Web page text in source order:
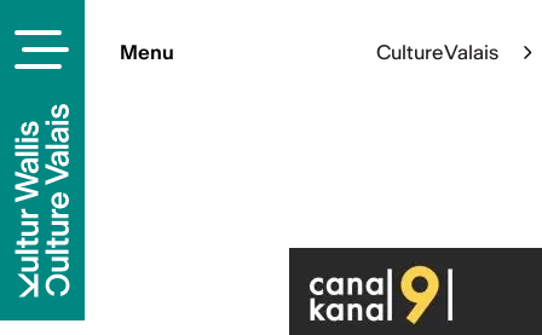
info@culturevalais.ch
Menu Culture Valais